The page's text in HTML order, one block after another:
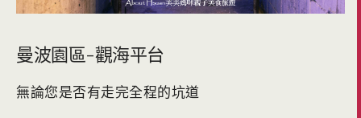
曼波園區-觀海平台
無論您是否有走完全程的坑道